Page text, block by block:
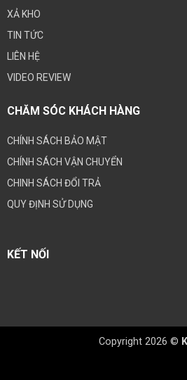
XẢ KHO
TIN TỨC
LIÊN HỆ
VIDEO REVIEW
CHĂM SÓC KHÁCH HÀNG
CHÍNH SÁCH BẢO MẬT
CHÍNH SÁCH VẬN CHUYỂN
CHINH SÁCH ĐỔI TRẢ
QUY ĐỊNH SỬ DỤNG
KẾT NỐI
Copyright 2026 ©